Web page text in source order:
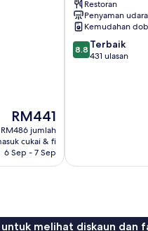
Harga
ialah
RM441
RM441
RM486 jumlah
cukai & fi
6 Sep - 7 Sep
Kuching
Restoran
Penyaman udara
Kemudahan
8.8
daripada
8.8 Terbaik
431 ulasan
untuk melihat diskaun dan